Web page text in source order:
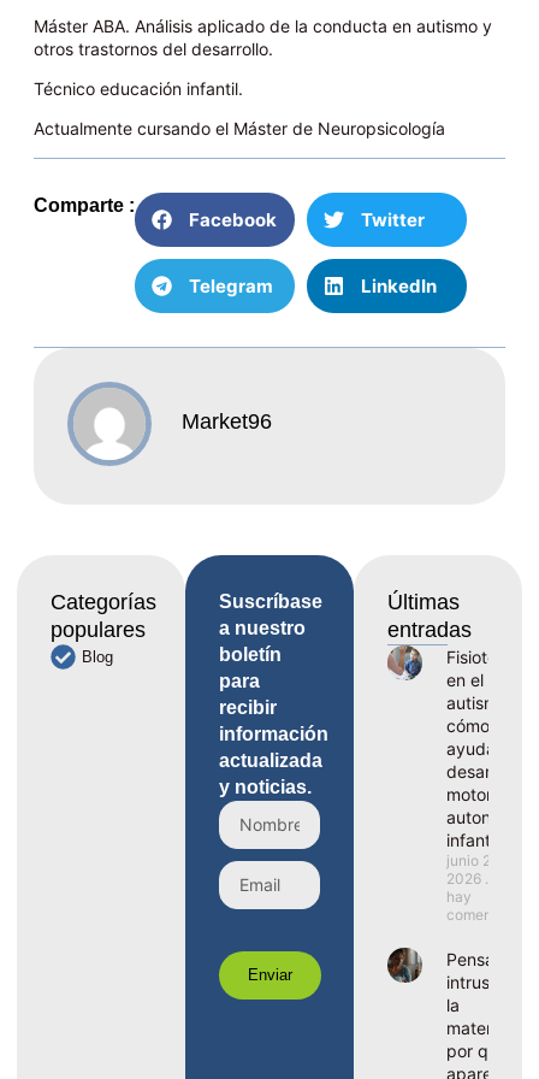
Máster ABA. Análisis aplicado de la conducta en autismo y
otros trastornos del desarrollo.
Técnico educación infantil.
Actualmente cursando el Máster de Neuropsicología
Comparte :
Facebook Twitter
Telegram LinkedIn
Market96
Categorías
populares
Blog
Suscríbase
a nuestro
boletín
para
recibir
información
actualizada
y noticias.
Enviar
Últimas
entradas
Fisioterapia
en el
autismo,
cómo
ayuda al
desarrollo
motor y la
autonomía
infantil
junio 29,
2026
hay
comentarios
intrusivos
la
por qué
aparecen y